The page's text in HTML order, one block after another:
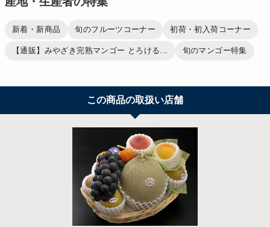
新着・新商品 旬のフルーツコーナー 初荷・初入荷コーナー
【通販】みやざき完熟マンゴー とろける... 旬のマンゴー特集
この商品の取扱い店舗